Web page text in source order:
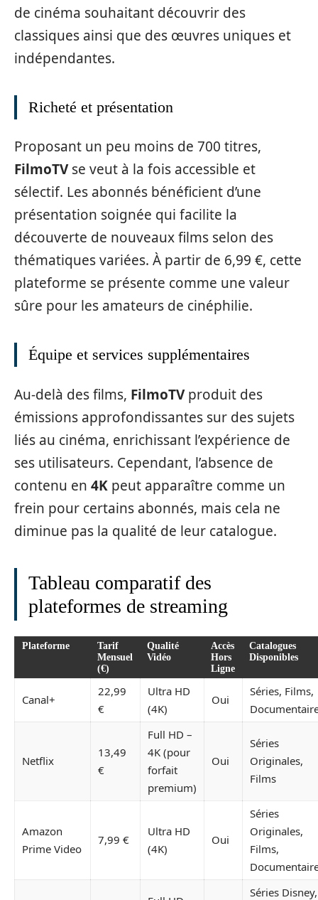
de cinéma souhaitant découvrir des
classiques ainsi que des œuvres uniques et
indépendantes.
Richeté et présentation
Proposant un peu moins de 700 titres,
FilmoTVse veut à la fois accessible et
sélectif. Les abonnés bénéficient d’une
présentation soignée qui facilite la
découverte de nouveaux films selon des
thématiques variées. À partir de 6,99 €, cette
plateforme se présente comme une valeur
sûre pour les amateurs de cinéphilie.
Équipe et services supplémentaires
Au-delà des films, FilmoTVproduit des
émissions approfondissantes sur des sujets
liés au cinéma, enrichissant l’expérience de
ses utilisateurs. Cependant, l’absence de
contenu en 4K peut apparaître comme un
frein pour certains abonnés, mais cela ne
diminue pas la qualité de leur catalogue.
Tableau comparatif des
plateformes de streaming
Plateforme
Tarif
Mensuel
(€)
Qualité
Vidéo
Accès
Hors
Ligne
Catalogues
Disponibles
Canal+
22,99
€
Ultra HD
(4K)
Oui
Séries, Films,
Netflix
13,49
€
Full HD –
4K (pour
forfait
premium)
Oui
Séries
Originales,
Films
Amazon
Prime Video
7,99 €
Ultra HD
(4K)
Oui
Séries
Originales,
Films,
Séries Disney,